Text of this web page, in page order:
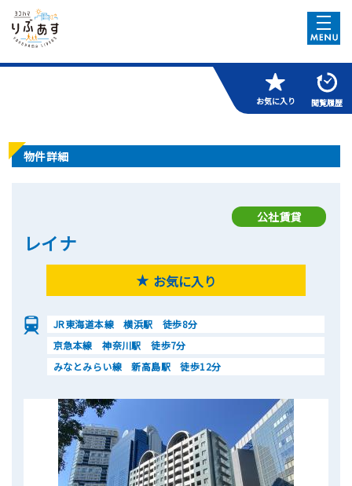
お気に入り 閲覧履歴
物件詳細
公社賃貸
レイナ
お気に入り
JR東海道本線 横浜駅 徒歩8分
京急本線 神奈川駅 徒歩7分
みなとみらい線 新高島駅 徒歩12分